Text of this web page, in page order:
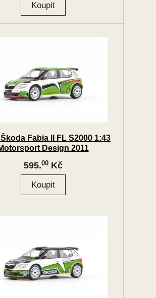
Fabia II FL S2000 1:43
Design 2011
595.00Kč